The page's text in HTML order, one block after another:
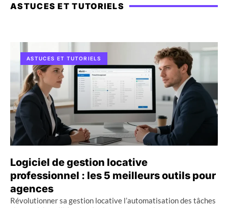
ASTUCES ET TUTORIELS
ASTUCES ET TUTORIELS
Logiciel de gestion locative
professionnel : les 5 meilleurs outils pour
agences
Révolutionner sa gestion locative l’automatisation des tâches